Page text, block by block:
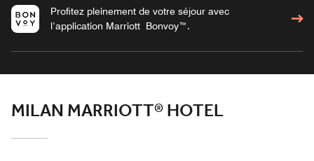
Profitez pleinement de votre séjour avec
l’application Marriott Bonvoy™.
MILAN MARRIOTT® HOTEL